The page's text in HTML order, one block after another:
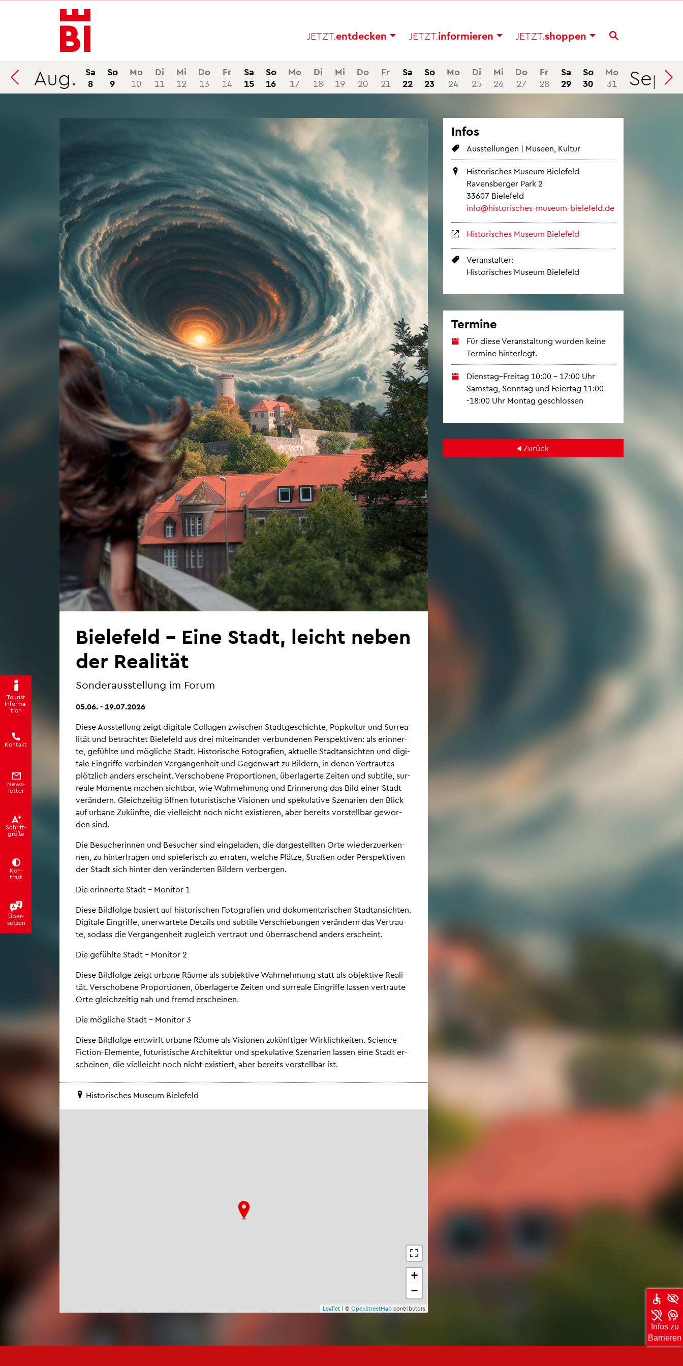
In­
halt
an­
sprin­
Menü
an­
sprin­
gen
Suche
an­
sprin­
gen
JETZT.ent­de­cken JETZT.in­for­mie­ren JETZT.shop­pen
Tou­rist
In­for­ma­
ti­on
Kon­takt
News­
let­ter
Schrift­
grö­ße
Kon­
trast
Über­
set­zen
Aug.
Sa
8
So
9
Mo
10
Di
11
Mi
12
Do
13
Fr
14
Sa
15
So
16
Mo
17
Di
18
Mi
19
Do
20
Fr
21
Sa
22
So
23
Mo
24
Di
25
Mi
26
Do
27
Fr
28
Sa
29
So
30
Mo
31
Sep
Bie­le­feld – Eine Stadt, leicht neben
der Rea­li­tät
Son­der­aus­stel­lung im Forum
05.06. - 19.07.2026
Diese Aus­stel­lung zeigt di­gi­ta­le Col­la­gen zwi­schen Stadt­ge­schich­te, Pop­kul­tur und Sur­rea­
li­tät und be­trach­tet Bie­le­feld aus drei mit­ein­an­der ver­bun­de­nen Per­spek­ti­ven: als er­in­ner­
te, ge­fühl­te und mög­li­che Stadt. His­to­ri­sche Fo­to­gra­fi­en, ak­tu­el­le Stadt­an­sich­ten und di­gi­
ta­le Ein­grif­fe ver­bin­den Ver­gan­gen­heit und Ge­gen­wart zu Bil­dern, in denen Ver­trau­tes
plötz­lich an­ders er­scheint. Ver­scho­be­ne Pro­por­tio­nen, über­la­ger­te Zei­ten und sub­ti­le, sur­
rea­le Mo­men­te ma­chen sicht­bar, wie Wahr­neh­mung und Er­in­ne­rung das Bild einer Stadt
ver­än­dern. Gleich­zei­tig öff­nen fu­tu­ris­ti­sche Vi­sio­nen und spe­ku­la­ti­ve Sze­na­ri­en den Blick
auf ur­ba­ne Zu­künf­te, die viel­leicht noch nicht exis­tie­ren, aber be­reits vor­stell­bar ge­wor­
den sind.
Die Be­su­che­rin­nen und Be­su­cher sind ein­ge­la­den, die dar­ge­stell­ten Orte wie­der­zu­er­ken­
nen, zu hin­ter­fra­gen und spie­le­risch zu er­ra­ten, wel­che Plät­ze, Stra­ßen oder Per­spek­ti­ven
der Stadt sich hin­ter den ver­än­der­ten Bil­dern ver­ber­gen.
Die er­in­ner­te Stadt – Mo­ni­tor 1
Diese Bild­fol­ge ba­siert auf his­to­ri­schen Fo­to­gra­fi­en und do­ku­men­ta­ri­schen Stadt­an­sich­ten.
Di­gi­ta­le Ein­grif­fe, un­er­war­te­te De­tails und sub­ti­le Ver­schie­bun­gen ver­än­dern das Ver­trau­
te, so­dass die Ver­gan­gen­heit zu­gleich ver­traut und über­ra­schend an­ders er­scheint.
Die ge­fühl­te Stadt – Mo­ni­tor 2
Diese Bild­fol­ge zeigt ur­ba­ne Räume als sub­jek­ti­ve Wahr­neh­mung statt als ob­jek­ti­ve Rea­li­
tät. Ver­scho­be­ne Pro­por­tio­nen, über­la­ger­te Zei­ten und sur­rea­le Ein­grif­fe las­sen ver­trau­te
Orte gleich­zei­tig nah und fremd er­schei­nen.
Die mög­li­che Stadt – Mo­ni­tor 3
Diese Bild­fol­ge ent­wirft ur­ba­ne Räume als Vi­sio­nen zu­künf­ti­ger Wirk­lich­kei­ten. Sci­ence-
Fic­tion-Ele­men­te, fu­tu­ris­ti­sche Ar­chi­tek­tur und spe­ku­la­ti­ve Sze­na­ri­en las­sen eine Stadt er­
schei­nen, die viel­leicht noch nicht exis­tiert, aber be­reits vor­stell­bar ist.
His­to­ri­sches Mu­se­um Bie­le­feld
+
−
Leaflet| © OpenStreetMapcontributors
Infos
Aus­stel­lun­gen | Mu­se­en, Kul­tur
His­to­ri­sches Mu­se­um Bie­le­feld
Ra­vens­ber­ger Park 2
33607 Bie­le­feld
info@​his​tori​sche​s-​museum-​bielefeld.​de
His­to­ri­sches Mu­se­um Bie­le­feld
Ver­an­stal­ter:
His­to­ri­sches Mu­se­um Bie­le­feld
Ter­mi­ne
Für diese Ver­an­stal­tung wur­den keine
Ter­mi­ne hin­ter­legt.
Diens­tag–Frei­tag 10:00 – 17:00 Uhr
Sams­tag, Sonn­tag und Fei­er­tag 11:00
-18:00 Uhr Mon­tag ge­schlos­sen
Zu­rück
Infos zu
Barrieren